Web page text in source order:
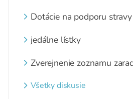
Dotácie na podporu stravy
jedálne lístky
Zverejnenie zoznamu
webovom sídle
Všetky diskusie